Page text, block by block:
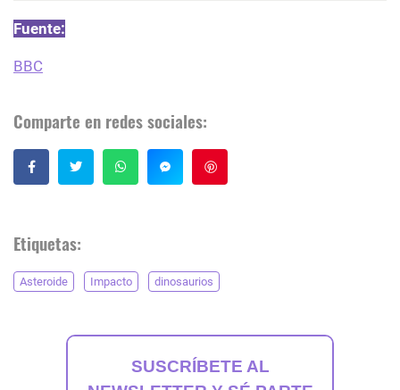
Fuente:
BBC
Comparte en redes sociales:
Etiquetas:
Asteroide Impacto dinosaurios
SUSCRÍBETE AL